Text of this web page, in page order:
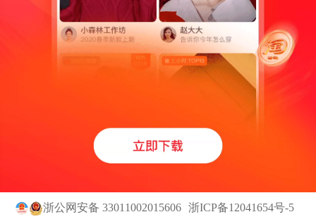
浙公网安备 33011002015606 浙ICP备12041654号-5